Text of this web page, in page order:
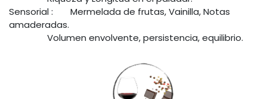
Sensorial :
Mermelada de frutas, Vainilla, Notas
amaderadas.
Volumen envolvente, persistencia, equilibrio.